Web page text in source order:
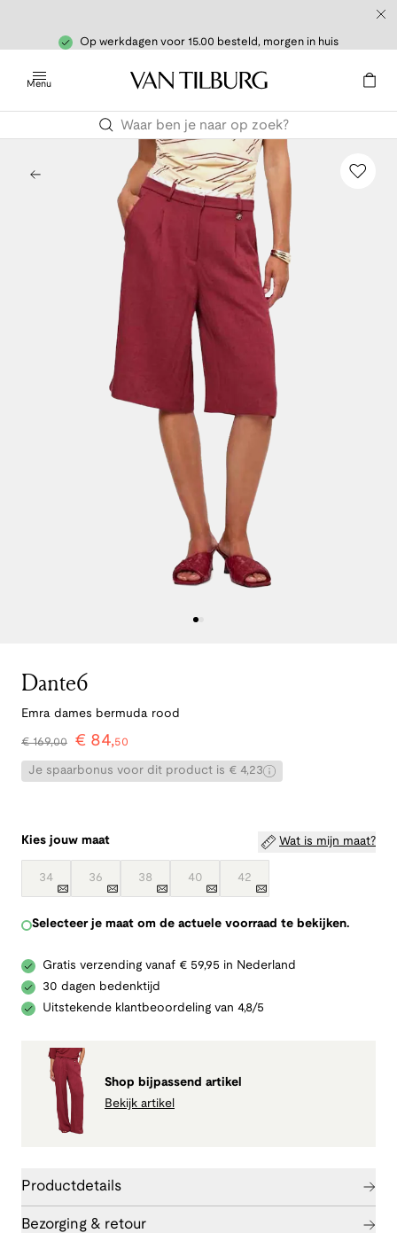
Op werkdagen voor 15.00 besteld, morgen in huis
Menu
Dante6
Emra dames bermuda rood
€169,00 € 84,50
Je spaarbonus voor dit product is € 4,23
Kies jouw maat Wat is mijn maat?
34 36 38 40 42
Selecteer je maat om de actuele voorraad te bekijken.
Gratis verzending vanaf € 59,95 in Nederland
30 dagen bedenktijd
Uitstekende klantbeoordeling van 4,8/5
Shop bijpassend artikel
Bekijk artikel
Productdetails
Bezorging & retour